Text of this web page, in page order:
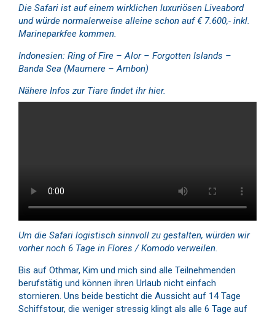
Die Safari ist auf einem wirklichen luxuriösen Liveabord
und würde normalerweise alleine schon auf € 7.600,- inkl.
Marineparkfee kommen.
Indonesien: Ring of Fire – Alor – Forgotten Islands –
Banda Sea (Maumere – Ambon)
Nähere Infos zur Tiare findet ihr hier.
Um die Safari logistisch sinnvoll zu gestalten, würden wir
vorher noch 6 Tage in Flores / Komodo verweilen.
Bis auf Othmar, Kim und mich sind alle Teilnehmenden
berufstätig und können ihren Urlaub nicht einfach
stornieren. Uns beide besticht die Aussicht auf 14 Tage
Schiffstour, die weniger stressig klingt als alle 6 Tage auf